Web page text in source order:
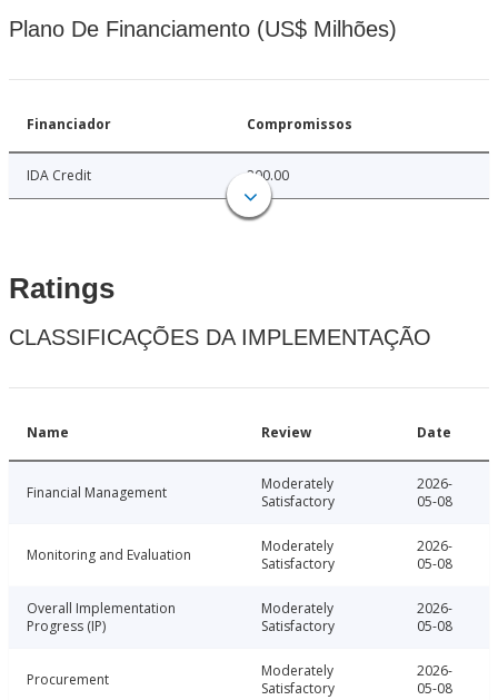
Plano De Financiamento (US$ Milhões)
Financiador Compromissos
IDA Credit 200.00
Ratings
CLASSIFICAÇÕES DA IMPLEMENTAÇÃO
Name Review Date
Financial Management
Moderately
Satisfactory
2026-
05-08
Monitoring and Evaluation
Moderately
Satisfactory
2026-
05-08
Overall Implementation
Progress (IP)
Moderately
Satisfactory
2026-
05-08
Procurement
Moderately
Satisfactory
2026-
05-08